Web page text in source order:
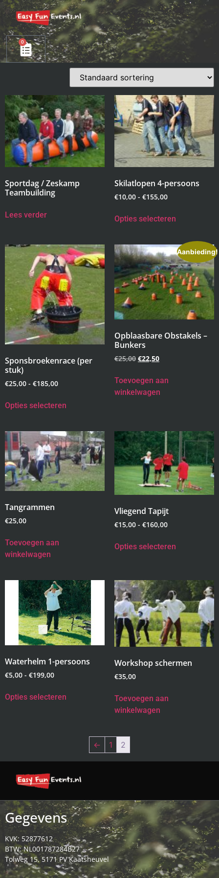
0
Sportdag / Zeskamp
Teambuilding
Lees verder
Skilatlopen 4-persoons
€10,00 - €155,00
Opties selecteren
Sponsbroekenrace (per
stuk)
€25,00 - €185,00
Opties selecteren
Aanbieding!
Opblaasbare Obstakels –
Bunkers
€25,00 €22,50
Toevoegen aan
winkelwagen
Tangrammen
€25,00
Toevoegen aan
winkelwagen
Vliegend Tapijt
€15,00 - €160,00
Opties selecteren
Waterhelm 1-persoons
€5,00 - €199,00
Opties selecteren
Workshop schermen
€35,00
Toevoegen aan
winkelwagen
← 1 2
Gegevens
KVK: 52877612
BTW: NL001787284B27
Tolweg 15, 5171 PV Kaatsheuvel